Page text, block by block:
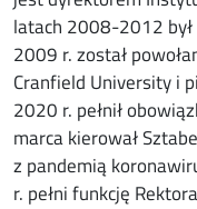
latach 2008-2012
2009 r. został
Cranfield University i
2020 r. pełnił
marca kierował
z pandemią
r. pełni funkcję